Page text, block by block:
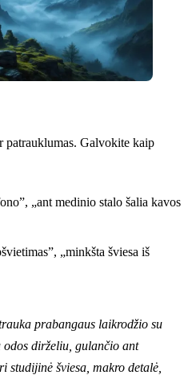
patrauklumas. Galvokite kaip
„ant medinio stalo šalia kavos
„minkšta šviesa iš
prabangaus laikrodžio su
dirželiu, gulančio ant
šviesa, makro detalė,